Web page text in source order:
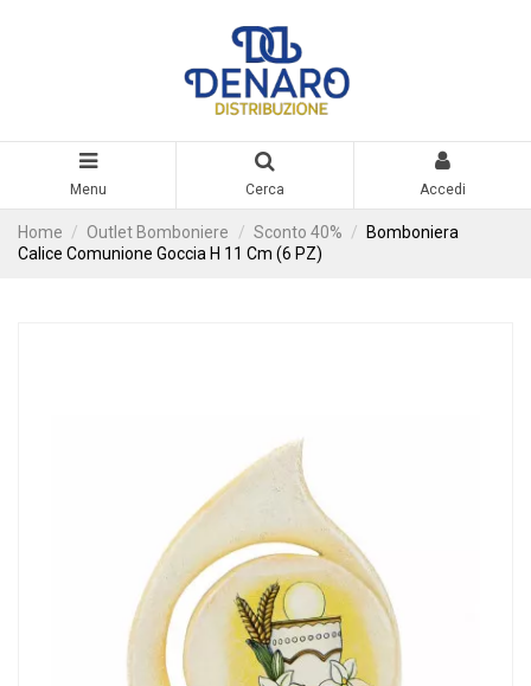
Menu Cerca Accedi
Home Outlet Bomboniere Sconto 40%
Bomboniera
Calice Comunione Goccia H 11 Cm (6 PZ)